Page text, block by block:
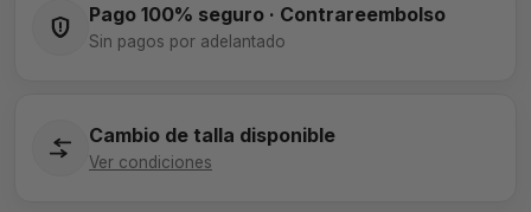
Pago 100% seguro · Contrareembolso
Sin pagos por adelantado
Cambio de talla disponible
Ver condiciones